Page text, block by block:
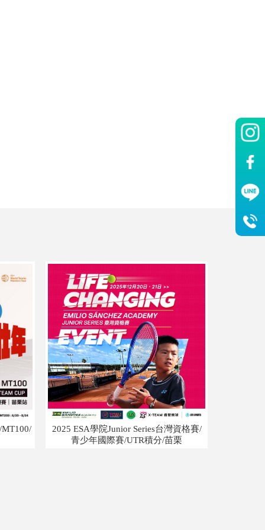
2025 ESA學院Junior Series台灣資格賽/
青少年國際賽/UTR積分/苗栗